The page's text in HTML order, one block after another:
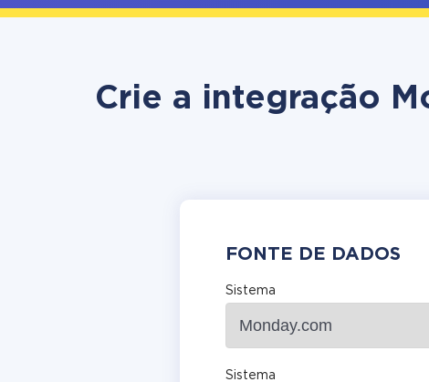
Crie a integração
FONTE DE DADOS
Sistema
Sistema